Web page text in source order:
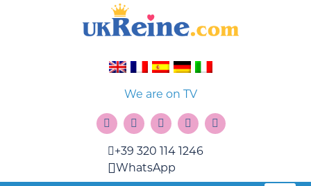
We are on TV
+39 320 114 1246
WhatsApp